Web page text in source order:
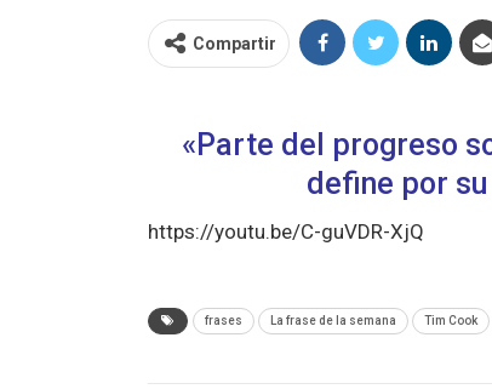
Compartir
«Parte del progreso
define por
https://youtu.be/C-guVDR-XjQ
frases La frase de la semana Tim Cook